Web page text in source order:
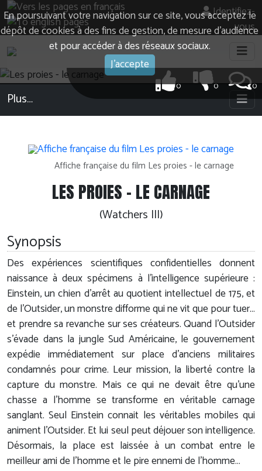
En poursuivant votre navigation sur ce site, vous acceptez le
dépôt de cookies à des fins de gestion, de mesure d’audience
et pour accéder à des réseaux sociaux.
J'accepte
Identifiez-
vous
0
0
0
Plus…
Affiche française du film Les proies - le carnage
LES PROIES - LE CARNAGE
(Watchers III)
Synopsis
Des expériences scientifiques confidentielles donnent
naissance à deux spécimens à l'intelligence supérieure :
Einstein, un chien d'arrêt au quotient intellectuel de 175, et
de l'Outsider, un monstre difforme qui ne vit que pour tuer...
et prendre sa revanche sur ses créateurs. Quand l'Outsider
s'évade dans la jungle Sud Américaine, le gouvernement
expédie immédiatement sur place d'anciens militaires
condamnés pour crime. Leur mission, la liberté contre la
capture du monstre. Mais ce qui ne devait être qu'une
chasse a l'homme se transforme en véritable carnage
sanglant. Seul Einstein connait les véritables mobiles qui
animent l'Outsider. Et lui seul peut déjouer son intelligence.
Désormais, la place est laissée à un combat entre le
meilleur ami de l'homme et le pire ennemi de l'homme…